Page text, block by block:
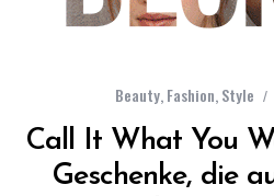
Beauty,Fashion,Style
Call It What You
Geschenke, die